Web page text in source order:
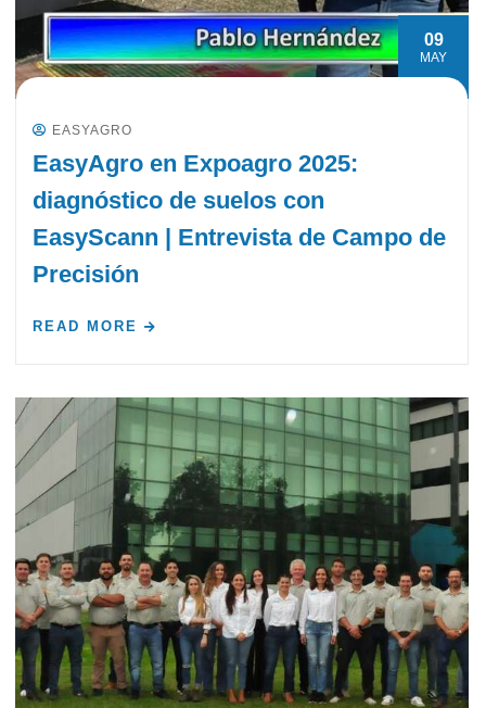
09
MAY
EASYAGRO
EasyAgro en Expoagro 2025:
diagnóstico de suelos con
EasyScann | Entrevista de Campo de
Precisión
READ MORE